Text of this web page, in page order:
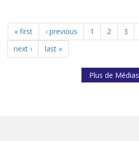
« first ‹ previous 1 2 3
next ›
last »
Plus de Médias